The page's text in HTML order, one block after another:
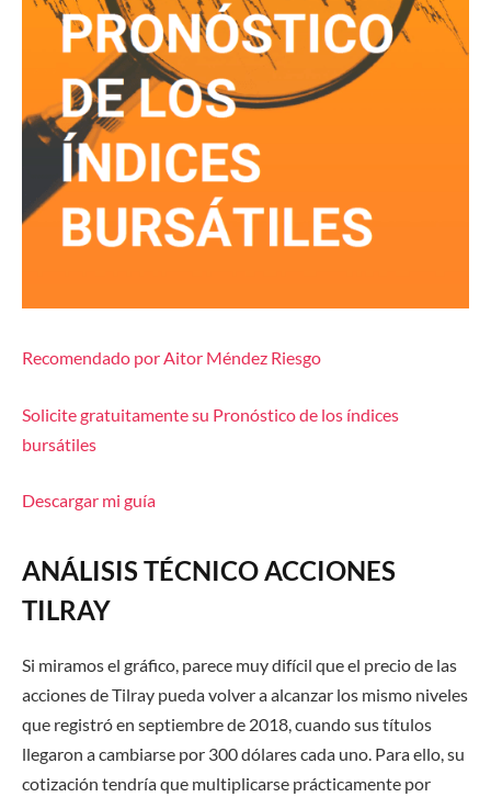
Recomendado por Aitor Méndez Riesgo
Solicite gratuitamente su Pronóstico de los índices
bursátiles
Descargar mi guía
ANÁLISIS TÉCNICO ACCIONES
TILRAY
Si miramos el gráfico, parece muy difícil que el precio de las
acciones de Tilray pueda volver a alcanzar los mismo niveles
que registró en septiembre de 2018, cuando sus títulos
llegaron a cambiarse por 300 dólares cada uno. Para ello, su
cotización tendría que multiplicarse prácticamente por